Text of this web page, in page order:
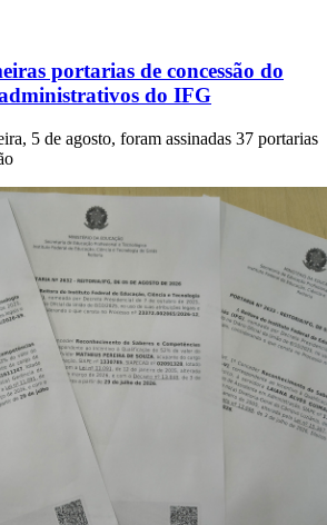
portarias de concessão do
do IFG
5 de agosto, foram assinadas 37 portarias